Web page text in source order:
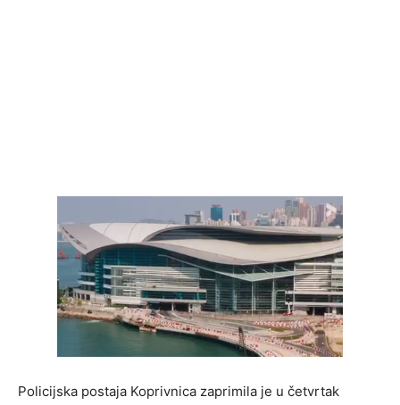
Policijska postaja Koprivnica zaprimila je u četvrtak